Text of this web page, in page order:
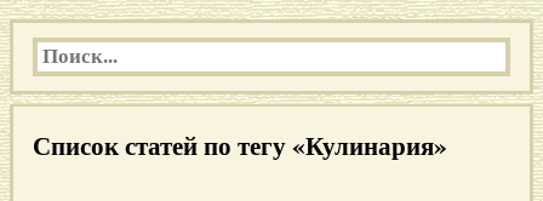
Список статей по тегу «Кулинария»